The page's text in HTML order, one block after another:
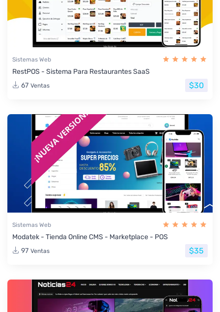
Sistemas Web
RestPOS - Sistema Para Restaurantes SaaS
67 Ventas $30
Sistemas Web
Modatek - Tienda Online CMS - Marketplace - POS
97 Ventas $35